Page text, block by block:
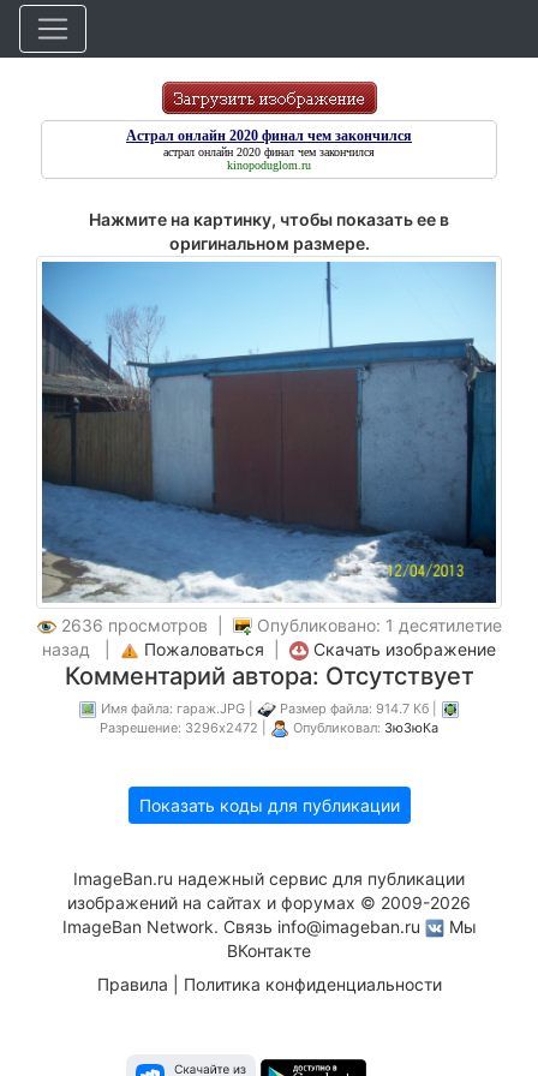
Астрал онлайн 2020 финал чем закончился
астрал онлайн 2020 финал чем закончился
kinopoduglom.ru
Нажмите на картинку, чтобы показать ее в
оригинальном размере.
2636 просмотров |
Опубликовано: 1 десятилетие
назад |
Пожаловаться Скачать изображение
Комментарий автора: Отсутствует
Имя файла: гараж.JPG |
Размер файла: 914.7 Кб |
Разрешение: 3296x2472 |
Опубликовал: ЗюЗюКа
Показать коды для публикации
ImageBan.ru надежный сервис для публикации
изображений на сайтах и форумах © 2009-2026
ImageBan Network. Связь info@imageban.ru
Мы
ВКонтакте
Правила
Политика конфиденциальности